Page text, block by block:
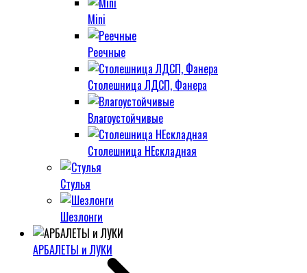
Mini
Реечные
Столешница ЛДСП, Фанера
Влагоустойчивые
Столешница НЕскладная
Стулья
Шезлонги
АРБАЛЕТЫ и ЛУКИ